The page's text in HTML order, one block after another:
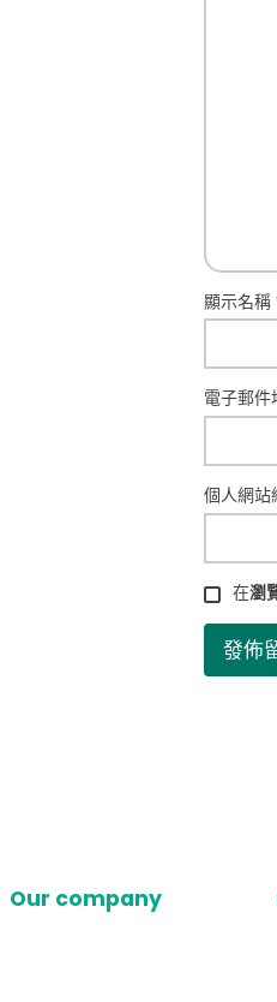
顯示名稱
電子郵件
個人網站
在瀏
Our company